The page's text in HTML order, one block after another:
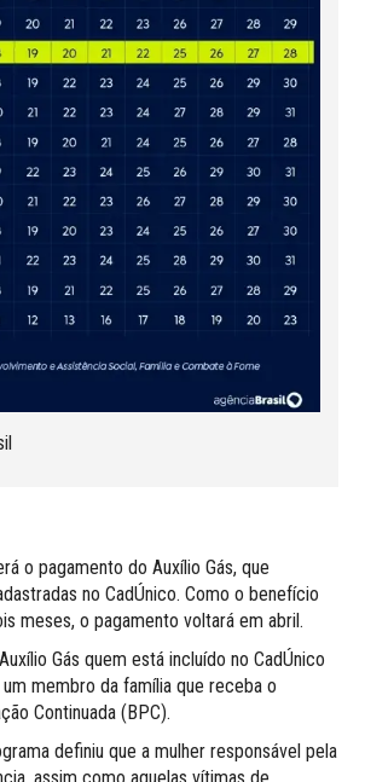
o pagamento do Auxílio Gás, que
no CadÚnico. Como o benefício
meses, o pagamento voltará em abril.
Gás quem está incluído no CadÚnico
membro da família que receba o
Continuada (BPC).
definiu que a mulher responsável pela